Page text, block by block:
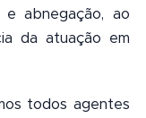
abnegação, ao
da atuação em
todos agentes